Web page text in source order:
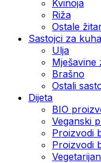
Kvinoja
Riža
Ostale
Sastojci za
Ulja
Mješavine
Brašno
Ostali
Dijeta
BIO
Veganski
Proizvodi
Proizvodi